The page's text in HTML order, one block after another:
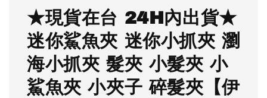
★現貨在台 24H內出貨★
迷你鯊魚夾 迷你小抓夾 瀏
海小抓夾 髮夾 小髮夾 小
鯊魚夾 小夾子 碎髮夾【伊